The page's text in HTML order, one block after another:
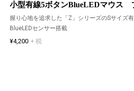
小型有線5ボタンBlueLEDマウス
握り心地を追求した「Z」シリーズのSサイズ有
BlueLEDセンサー搭載
¥4,200 + 税